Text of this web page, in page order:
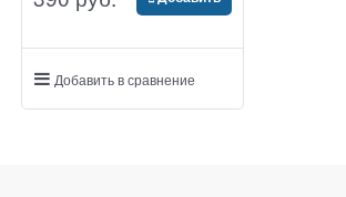
Добавить в сравнение